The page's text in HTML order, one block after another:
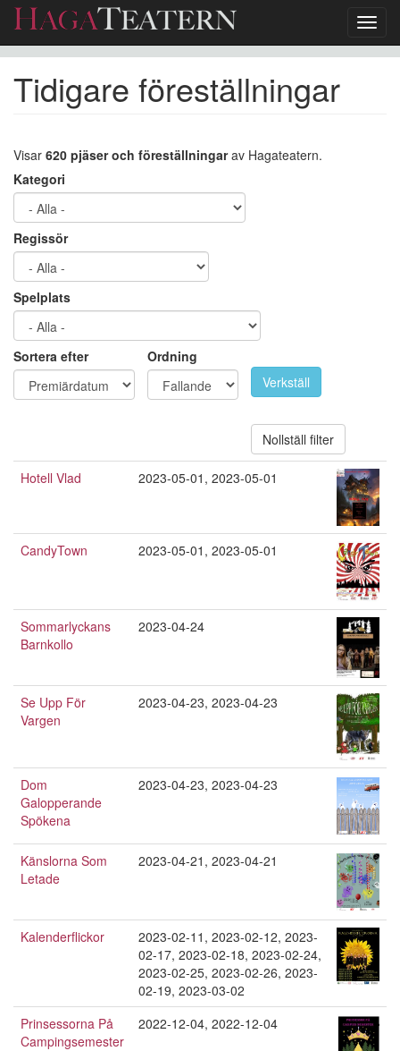
huvudinnehåll
Tidigare föreställningar
Visar 620 pjäser och föreställningarav Hagateatern.
Kategori
Regissör
Spelplats
Sortera efter
Ordning
Verkställ
Nollställ filter
Hotell Vlad 2023-05-01 , 2023-05-01
CandyTown 2023-05-01 , 2023-05-01
Sommarlyckans
Barnkollo
2023-04-24
Se Upp För
Vargen
2023-04-23, 2023-04-23
Dom
Galopperande
Spökena
2023-04-23, 2023-04-23
Känslorna Som
Letade
2023-04-21 , 2023-04-21
Kalenderflickor 2023-02-11 , 2023-02-12, 2023-
02-17, 2023-02-18, 2023-02-24,
2023-02-25, 2023-02-26, 2023-
02-19, 2023-03-02
Prinsessorna På
Campingsemester
2022-12-04, 2022-12-04